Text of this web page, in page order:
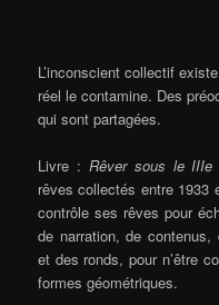
L’inconscient collectif
réel le contamine. Des
qui sont partagées.
Livre : Rêver sous le IIIe
rêves collectés entre 1933
contrôle ses rêves pour
de narration, de
et des ronds, pour n’être
formes géométriques.